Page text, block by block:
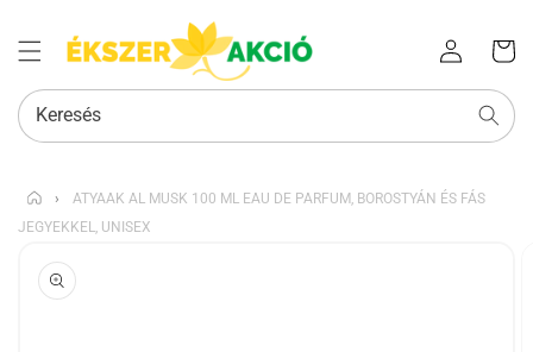
Bejelentkezés
kosara
Keresés
›
ATYAAK AL MUSK 100 ML EAU DE PARFUM, BOROSTYÁN ÉS FÁS
JEGYEKKEL, UNISEX
UGRÁS A
TERMÉKADATOKRA